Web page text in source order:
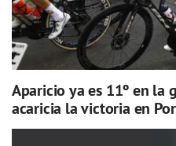
Aparicio ya es 11º en la
acaricia la victoria en